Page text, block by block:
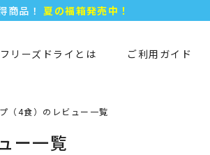
商品！ 夏の福箱発売中！
る 500ポイント プレゼント！
フリーズドライとは ご利用ガイド
（4食）のレビュー一覧
ー一覧